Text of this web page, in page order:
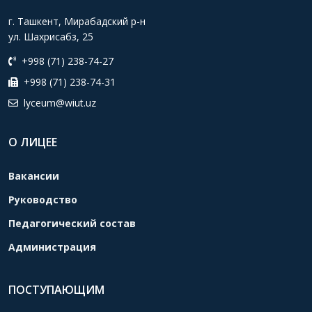
г. Ташкент, Мирабадский р-н
ул. Шахрисабз, 25
+998 (71) 238-74-27
+998 (71) 238-74-31
lyceum@wiut.uz
О ЛИЦЕЕ
Вакансии
Руководство
Педагогический состав
Администрация
ПОСТУПАЮЩИМ